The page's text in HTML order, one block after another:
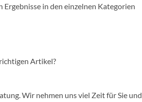
in den einzelnen Kategorien
Artikel?
Wir nehmen uns viel Zeit für Sie und